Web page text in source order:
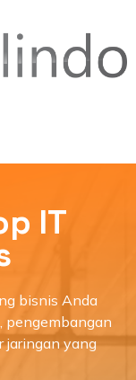
IT
bisnis Anda
pengembangan
jaringan yang